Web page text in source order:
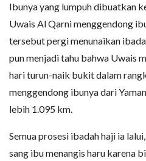
Ibunya yang lumpuh dibuatkan
Uwais Al Qarni menggendong
tersebut pergi menunaikan
pun menjadi tahu bahwa Uwais
hari turun-naik bukit dalam
menggendong ibunya dari
lebih 1.095 km.
Semua prosesi ibadah haji ia
sang ibu menangis haru karena